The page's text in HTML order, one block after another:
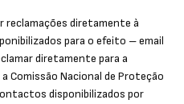
reclamações diretamente à
para o efeito – email
diretamente para a
Comissão Nacional de Proteção
disponibilizados por